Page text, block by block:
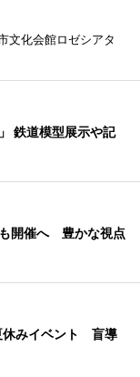
文化会館ロゼシアタ
鉄道模型展示や記
も開催へ 豊かな視点
休みイベント 盲導